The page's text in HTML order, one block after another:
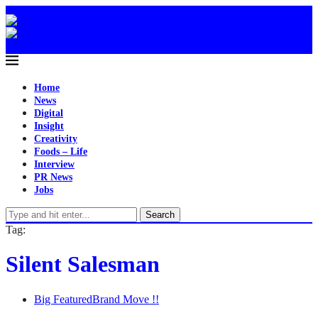
Home
News
Digital
Insight
Creativity
Foods – Life
Interview
PR News
Jobs
Search
Tag:
Silent Salesman
Big FeaturedBrand Move !!